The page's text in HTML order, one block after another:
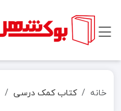
خانه کتاب کمک درسی